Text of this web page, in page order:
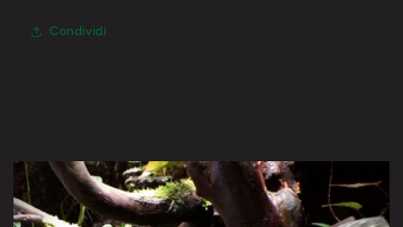
Condividi